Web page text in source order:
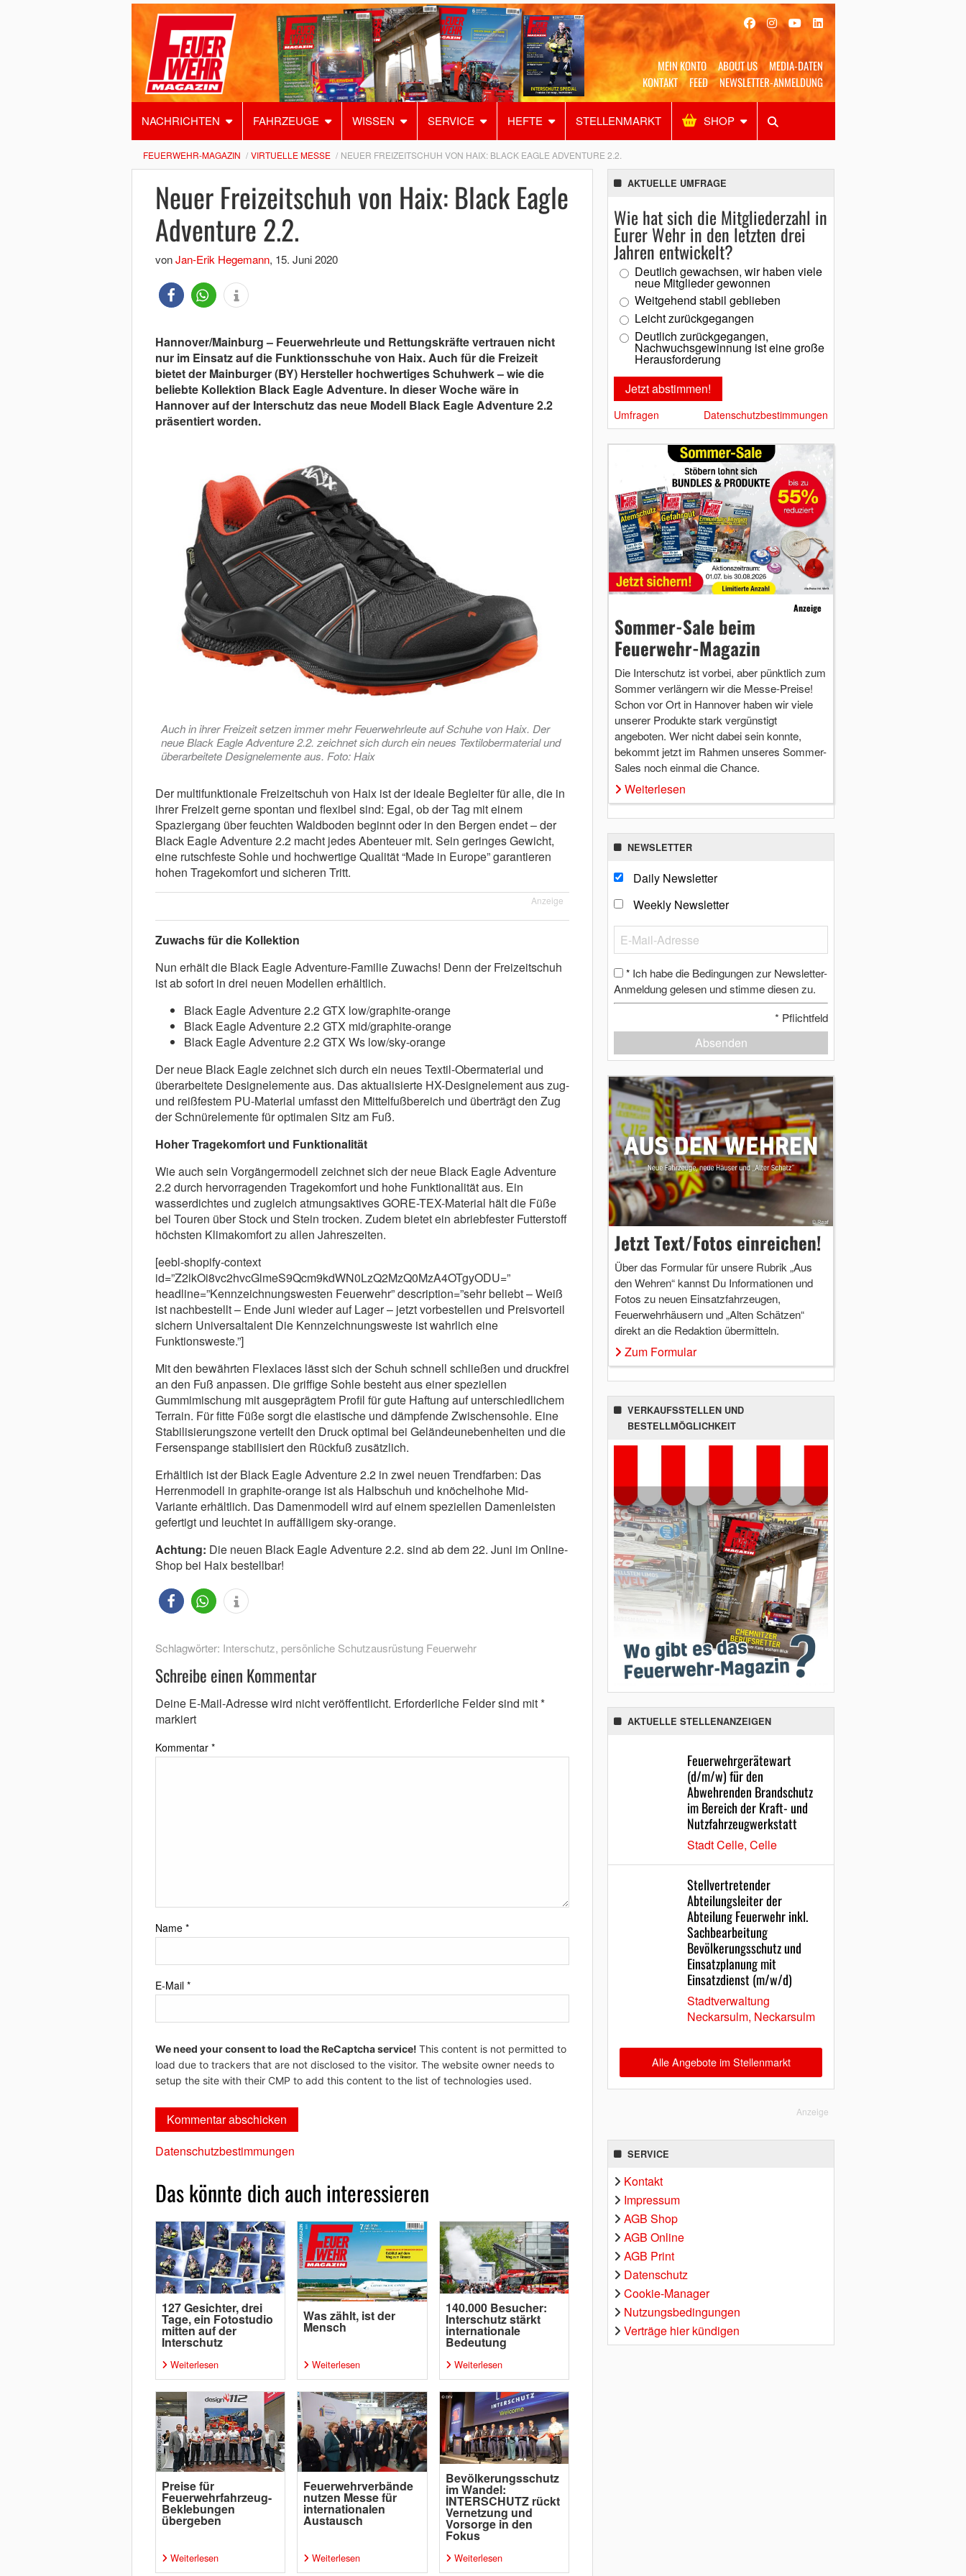
MEIN KONTO ABOUT US
MEDIA-DATEN
KONTAKT
FEED NEWSLETTER-ANMELDUNG
NACHRICHTEN FAHRZEUGE WISSEN SERVICE HEFTE STELLENMARKT SHOP
Alles Shop SUCHEN
FEUERWEHR-MAGAZIN VIRTUELLE MESSE NEUER FREIZEITSCHUH VON HAIX: BLACK EAGLE ADVENTURE 2.2.
Neuer Freizeitschuh von Haix: Black Eagle
Adventure 2.2.
vonJan-Erik Hegemann, 15. Juni 2020
Hannover/Mainburg – Feuerwehrleute und Rettungskräfte vertrauen nicht
nur im Einsatz auf die Funktionsschuhe von Haix. Auch für die Freizeit
bietet der Mainburger (BY) Hersteller hochwertiges Schuhwerk – wie die
beliebte Kollektion Black Eagle Adventure. In dieser Woche wäre in
Hannover auf der Interschutz das neue Modell Black Eagle Adventure 2.2
präsentiert worden.
Auch in ihrer Freizeit setzen immer mehr Feuerwehrleute auf Schuhe von Haix. Der
neue Black Eagle Adventure 2.2. zeichnet sich durch ein neues Textilobermaterial und
überarbeitete Designelemente aus. Foto: Haix
Der multifunktionale Freizeitschuh von Haix ist der ideale Begleiter für alle, die in
ihrer Freizeit gerne spontan und flexibel sind: Egal, ob der Tag mit einem
Spaziergang über feuchten Waldboden beginnt oder in den Bergen endet – der
Black Eagle Adventure 2.2 macht jedes Abenteuer mit. Sein geringes Gewicht,
eine rutschfeste Sohle und hochwertige Qualität “Made in Europe” garantieren
hohen Tragekomfort und sicheren Tritt.
Anzeige
Zuwachs für die Kollektion
Nun erhält die Black Eagle Adventure-Familie Zuwachs! Denn der Freizeitschuh
ist ab sofort in drei neuen Modellen erhältlich.
Black Eagle Adventure 2.2 GTX low/graphite-orange
Black Eagle Adventure 2.2 GTX mid/graphite-orange
Black Eagle Adventure 2.2 GTX Ws low/sky-orange
Der neue Black Eagle zeichnet sich durch ein neues Textil-Obermaterial und
überarbeitete Designelemente aus. Das aktualisierte HX-Designelement aus zug-
und reißfestem PU-Material umfasst den Mittelfußbereich und überträgt den Zug
der Schnürelemente für optimalen Sitz am Fuß.
Hoher Tragekomfort und Funktionalität
Wie auch sein Vorgängermodell zeichnet sich der neue Black Eagle Adventure
2.2 durch hervorragenden Tragekomfort und hohe Funktionalität aus. Ein
wasserdichtes und zugleich atmungsaktives GORE-TEX-Material hält die Füße
bei Touren über Stock und Stein trocken. Zudem bietet ein abriebfester Futterstoff
höchsten Klimakomfort zu allen Jahreszeiten.
[eebl-shopify-context
id=”Z2lkOi8vc2hvcGlmeS9Qcm9kdWN0LzQ2MzQ0MzA4OTgyODU=”
headline=”Kennzeichnungswesten Feuerwehr” description=”sehr beliebt – Weiß
ist nachbestellt – Ende Juni wieder auf Lager – jetzt vorbestellen und Preisvorteil
sichern Universaltalent Die Kennzeichnungsweste ist wahrlich eine
Funktionsweste.”]
Mit den bewährten Flexlaces lässt sich der Schuh schnell schließen und druckfrei
an den Fuß anpassen. Die griffige Sohle besteht aus einer speziellen
Gummimischung mit ausgeprägtem Profil für gute Haftung auf unterschiedlichem
Terrain. Für fitte Füße sorgt die elastische und dämpfende Zwischensohle. Eine
Stabilisierungszone verteilt den Druck optimal bei Geländeunebenheiten und die
Fersenspange stabilisiert den Rückfuß zusätzlich.
Erhältlich ist der Black Eagle Adventure 2.2 in zwei neuen Trendfarben: Das
Herrenmodell in graphite-orange ist als Halbschuh und knöchelhohe Mid-
Variante erhältlich. Das Damenmodell wird auf einem speziellen Damenleisten
gefertigt und leuchtet in auffälligem sky-orange.
Achtung: Die neuen Black Eagle Adventure 2.2. sind ab dem 22. Juni im Online-
Shop bei Haix bestellbar!
Schlagwörter: Interschutz, persönliche Schutzausrüstung Feuerwehr
Schreibe einen Kommentar
Deine E-Mail-Adresse wird nicht veröffentlicht. Erforderliche Felder sind mit*
markiert
Kommentar *
Name *
E-Mail *
We need your consent to load the ReCaptcha service! This content is not permitted to
load due to trackers that are not disclosed to the visitor. The website owner needs to
setup the site with their CMP to add this content to the list of technologies used.
Datenschutzbestimmungen
Das könnte dich auch interessieren
127 Gesichter, drei
Tage, ein Fotostudio
mitten auf der
Interschutz
Weiterlesen
Was zählt, ist der
Mensch
Weiterlesen
140.000 Besucher:
Interschutz stärkt
internationale
Bedeutung
Weiterlesen
Preise für
Feuerwehrfahrzeug-
Beklebungen
übergeben
Weiterlesen
Feuerwehrverbände
nutzen Messe für
internationalen
Austausch
Weiterlesen
Bevölkerungsschutz
im Wandel:
INTERSCHUTZ rückt
Vernetzung und
Vorsorge in den
Fokus
Weiterlesen
AKTUELLE UMFRAGE
Wie hat sich die Mitgliederzahl in
Eurer Wehr in den letzten drei
Jahren entwickelt?
Deutlich gewachsen, wir haben viele
neue Mitglieder gewonnen
Weitgehend stabil geblieben
Leicht zurückgegangen
Deutlich zurückgegangen,
Nachwuchsgewinnung ist eine große
Herausforderung
Umfragen Datenschutzbestimmungen
Anzeige
Sommer-Sale beim
Feuerwehr-Magazin
Die Interschutz ist vorbei, aber pünktlich zum
Sommer verlängern wir die Messe-Preise!
Schon vor Ort in Hannover haben wir viele
unserer Produkte stark vergünstigt
angeboten. Wer nicht dabei sein konnte,
bekommt jetzt im Rahmen unseres Sommer-
Sales noch einmal die Chance.
Weiterlesen
NEWSLETTER
Daily Newsletter
Weekly Newsletter
* Ich habe die Bedingungen zur Newsletter-
Anmeldung gelesen und stimme diesen zu.
* Pflichtfeld
Absenden
Jetzt Text/Fotos einreichen!
Über das Formular für unsere Rubrik „Aus
den Wehren“ kannst Du Informationen und
Fotos zu neuen Einsatzfahrzeugen,
Feuerwehrhäusern und „Alten Schätzen“
direkt an die Redaktion übermitteln.
Zum Formular
VERKAUFSSTELLEN UND
BESTELLMÖGLICHKEIT
AKTUELLE STELLENANZEIGEN
Feuerwehrgerätewart
(d/m/w) für den
Abwehrenden Brandschutz
im Bereich der Kraft- und
Nutzfahrzeugwerkstatt
Stadt Celle, Celle
Stellvertretender
Abteilungsleiter der
Abteilung Feuerwehr inkl.
Sachbearbeitung
Bevölkerungsschutz und
Einsatzplanung mit
Einsatzdienst (m/w/d)
Stadtverwaltung
Neckarsulm, Neckarsulm
Alle Angebote im Stellenmarkt
Anzeige
SERVICE
Kontakt
Impressum
AGB Shop
AGB Online
AGB Print
Datenschutz
Cookie-Manager
Nutzungsbedingungen
Verträge hier kündigen